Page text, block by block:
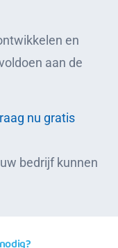
en
aan de
nu gratis
bedrijf kunnen